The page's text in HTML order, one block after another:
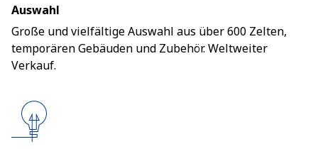
Auswahl
Große und vielfältige Auswahl aus über 600 Zelten,
temporären Gebäuden und Zubehör. Weltweiter
Verkauf.